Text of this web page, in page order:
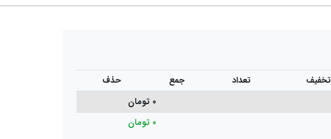
تخفیف تعداد جمع
حذف
0 تومان
0 تومان